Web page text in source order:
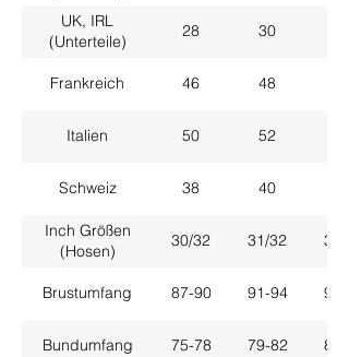
UK, IRL
(Unterteile)
28 30
Frankreich 46 48
Italien 50 52
Schweiz 38 40
Inch Größen
(Hosen)
30/32 31/32 33/
Brustumfang 87-90 91-94 95-
Bundumfang 75-78 79-82 83-